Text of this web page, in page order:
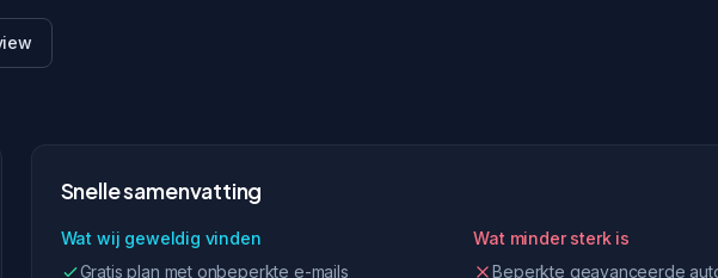
Snelle samenvatting
Wat wij geweldig vinden
Gratis plan met onbeperkte e-mails
Wat minder sterk is
Beperkte geavanceerde